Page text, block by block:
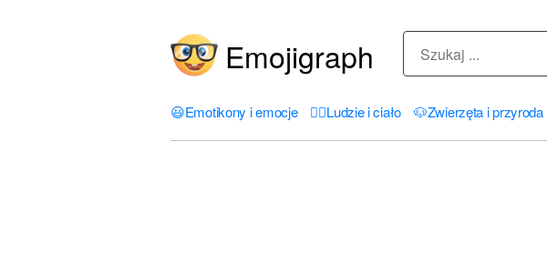
Emojigraph
😃Emotikony i emocje 🤦‍♀️Ludzie i ciało 🐶Zwierzęta i przyroda